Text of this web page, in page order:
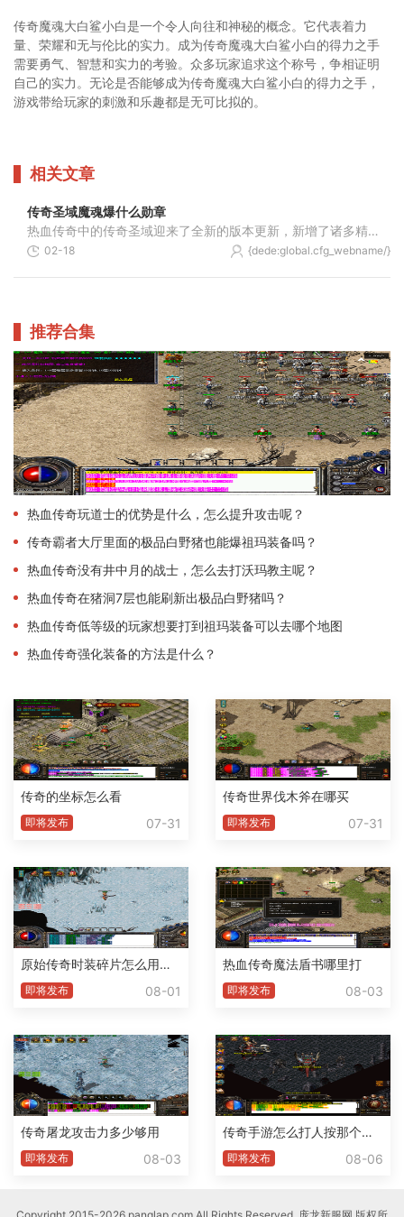
传奇魔魂大白鲨小白是一个令人向往和神秘的概念。它代表着力
量、荣耀和无与伦比的实力。成为传奇魔魂大白鲨小白的得力之手
需要勇气、智慧和实力的考验。众多玩家追求这个称号，争相证明
自己的实力。无论是否能够成为传奇魔魂大白鲨小白的得力之手，
游戏带给玩家的刺激和乐趣都是无可比拟的。
相关文章
传奇圣域魔魂爆什么勋章
热血传奇中的传奇圣域迎来了全新的版本更新，新增了诸多精彩有趣的玩法，而其中比较受到玩家关注的就是魔魂勋章的获得方式和爆出的奖励内容。本文将为大家详细解读魔魂勋章的
02-18 {dede:global.cfg_webname/}
推荐合集
热血传奇玩道士的优势是什么，怎么提升攻击呢？
传奇霸者大厅里面的极品白野猪也能爆祖玛装备吗？
热血传奇没有井中月的战士，怎么去打沃玛教主呢？
热血传奇在猪洞7层也能刷新出极品白野猪吗？
热血传奇低等级的玩家想要打到祖玛装备可以去哪个地图
热血传奇强化装备的方法是什么？
传奇的坐标怎么看
即将发布 07-31
传奇世界伐木斧在哪买
即将发布 07-31
原始传奇时装碎片怎么用不了了
即将发布 08-01
热血传奇魔法盾书哪里打
即将发布 08-03
传奇屠龙攻击力多少够用
即将发布 08-03
传奇手游怎么打人按那个腱子
即将发布 08-06